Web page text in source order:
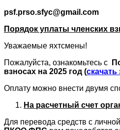
psf.prso.sfyc@gmail.com
Порядок уплаты членских
Уважаемые яхтсмены!
Пожалуйста, ознакомьтесь с
взносах на 2025 год (скачать
Оплату можно внести двумя
На расчетный счет
Для перевода средств с